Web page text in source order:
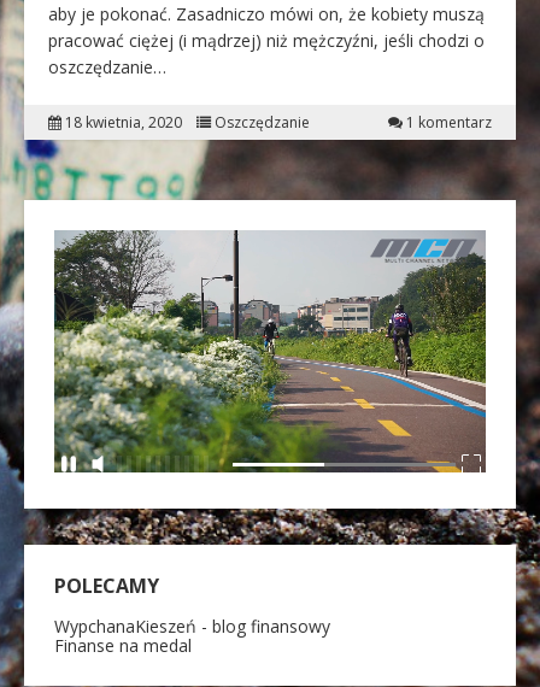
aby je pokonać. Zasadniczo mówi on, że kobiety muszą
pracować ciężej (i mądrzej) niż mężczyźni, jeśli chodzi o
oszczędzanie…
18 kwietnia, 2020 Oszczędzanie 1 komentarz
POLECAMY
WypchanaKieszeń - blog finansowy
Finanse na medal